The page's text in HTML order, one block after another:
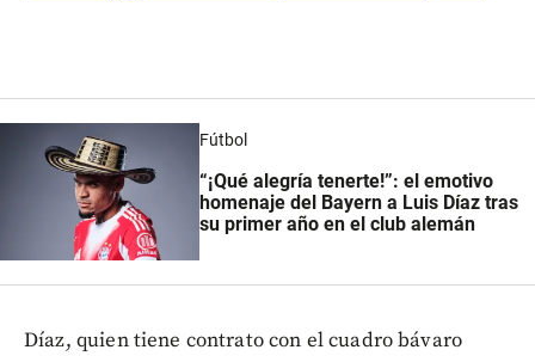
Fútbol
“¡Qué alegría tenerte!”: el emotivo
homenaje del Bayern a Luis Díaz tras
su primer año en el club alemán
Díaz, quien tiene contrato con el cuadro bávaro